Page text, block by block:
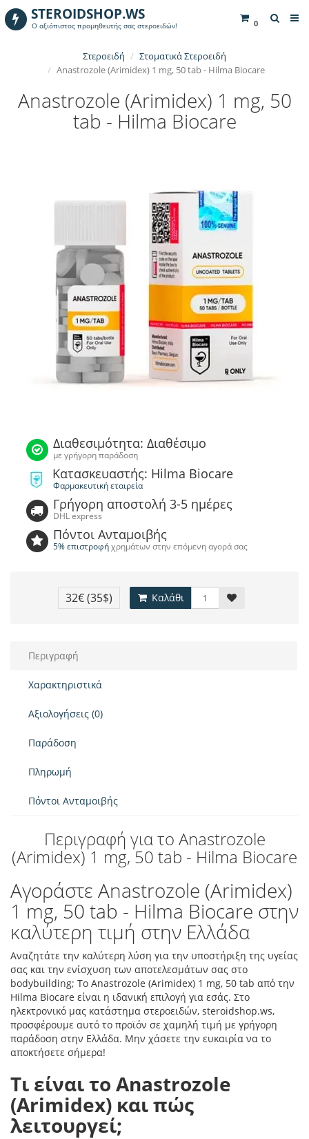
0
STEROIDSHOP.WS
Ο αξιόπιστος προμηθευτής σας στεροειδών!
Στεροειδή
Στοματικά Στεροειδή
Anastrozole (Arimidex) 1 mg, 50 tab - Hilma Biocare
Anastrozole (Arimidex) 1 mg, 50
tab - Hilma Biocare
Διαθεσιμότητα: Διαθέσιμο
με γρήγορη παράδοση
Κατασκευαστής: Hilma Biocare
Φαρμακευτική εταιρεία
Γρήγορη αποστολή 3-5 ημέρες
DHL express
Πόντοι Ανταμοιβής
5% επιστροφήχρημάτων στην επόμενη αγορά σας
32€(35$) Καλάθι
Περιγραφή
Χαρακτηριστικά
Αξιολογήσεις (0)
Παράδοση
Πληρωμή
Πόντοι Ανταμοιβής
Περιγραφή για το Anastrozole
(Arimidex) 1 mg, 50 tab - Hilma Biocare
Αγοράστε Anastrozole (Arimidex)
1 mg, 50 tab - Hilma Biocare στην
καλύτερη τιμή στην Ελλάδα
Αναζητάτε την καλύτερη λύση για την υποστήριξη της υγείας
σας και την ενίσχυση των αποτελεσμάτων σας στο
bodybuilding; Το Anastrozole (Arimidex) 1 mg, 50 tab από την
Hilma Biocare είναι η ιδανική επιλογή για εσάς. Στο
ηλεκτρονικό μας κατάστημα στεροειδών, steroidshop.ws,
προσφέρουμε αυτό το προϊόν σε χαμηλή τιμή με γρήγορη
παράδοση στην Ελλάδα. Μην χάσετε την ευκαιρία να το
αποκτήσετε σήμερα!
Τι είναι το Anastrozole
(Arimidex) και πώς
λειτουργεί;